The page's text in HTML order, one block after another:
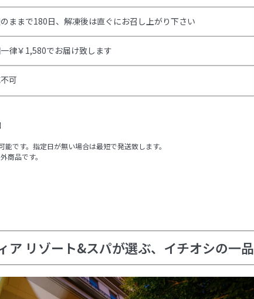
ままで180日、解凍後は直ぐにお召し上がり下さい
律￥1,580でお届け致します
可
です。指定日が無い場合は最短で発送致します。
商品です。
ア リゾート&スパが選ぶ、イチオシの一品